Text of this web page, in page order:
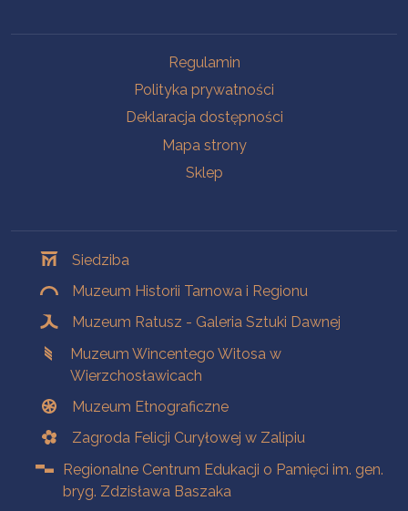
Regulamin
Polityka prywatności
Deklaracja dostępności
Mapa strony
Sklep
Siedziba
Muzeum Historii Tarnowa i Regionu
Muzeum Ratusz - Galeria Sztuki Dawnej
Muzeum Wincentego Witosa w
Wierzchosławicach
Muzeum Etnograficzne
Zagroda Felicji Curyłowej w Zalipiu
Regionalne Centrum Edukacji o Pamięci im. gen.
bryg. Zdzisława Baszaka